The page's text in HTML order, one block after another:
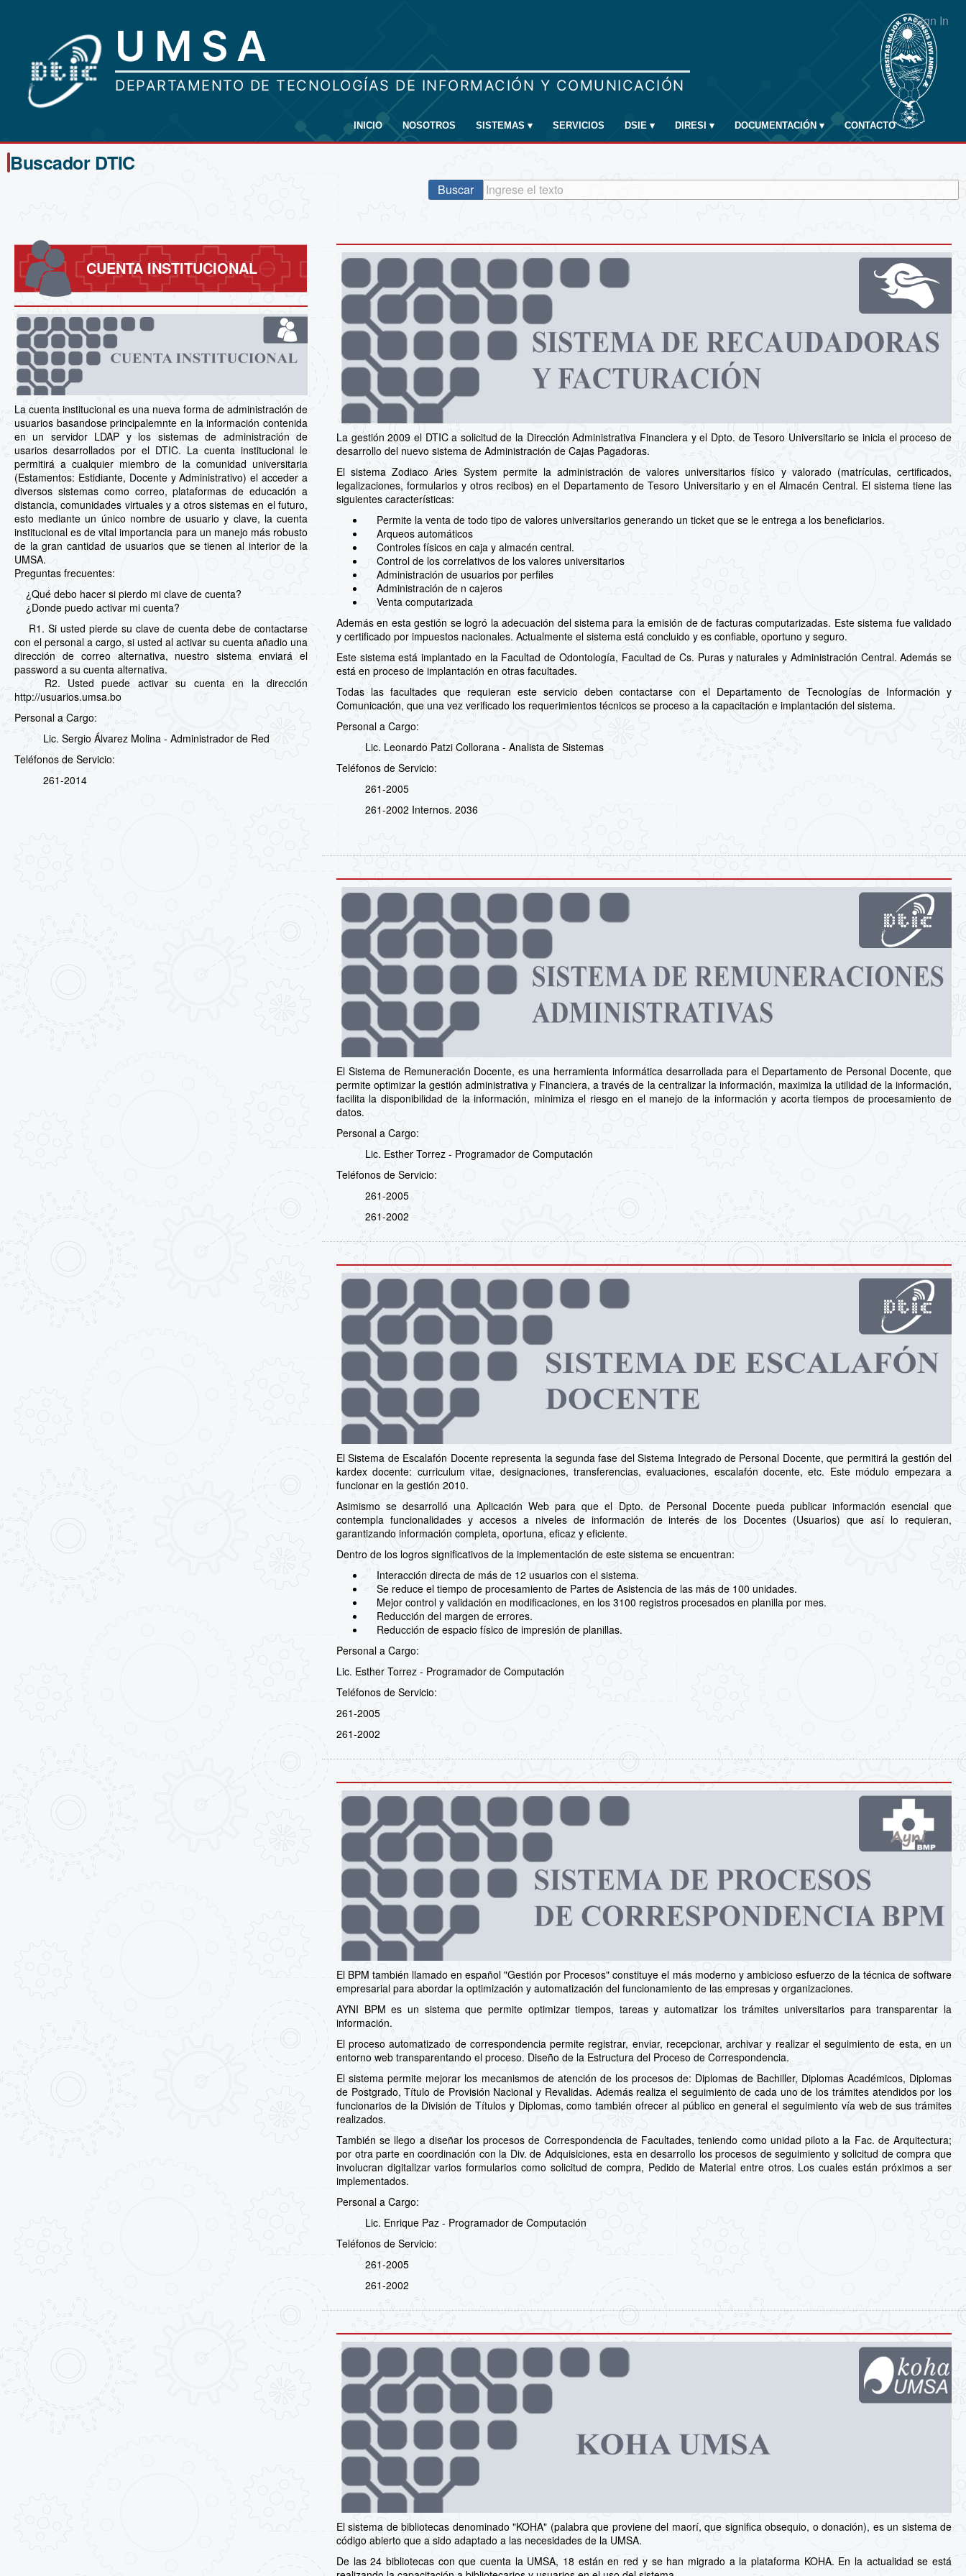
Sign In
INICIO NOSOTROS SISTEMAS ▾ SERVICIOS DSIE ▾ DIRESI ▾ DOCUMENTACIÓN ▾ CONTACTO
Buscador DTIC
Buscar
CUENTA INSTITUCIONAL
La cuenta institucional es una nueva forma de administración de
usuarios basandose principalemnte en la información contenida
en un servidor LDAP y los sistemas de administración de
usarios desarrollados por el DTIC. La cuenta institucional le
permitirá a cualquier miembro de la comunidad universitaria
(Estamentos: Estidiante, Docente y Administrativo) el acceder a
diversos sistemas como correo, plataformas de educación a
distancia, comunidades virtuales y a otros sistemas en el futuro,
esto mediante un único nombre de usuario y clave, la cuenta
institucional es de vital importancia para un manejo más robusto
de la gran cantidad de usuarios que se tienen al interior de la
UMSA.
Preguntas frecuentes:
¿Qué debo hacer si pierdo mi clave de cuenta?
¿Donde puedo activar mi cuenta?
R1. Si usted pierde su clave de cuenta debe de contactarse
con el personal a cargo, si usted al activar su cuenta añadio una
dirección de correo alternativa, nuestro sistema enviará el
password a su cuenta alternativa.
R2. Usted puede activar su cuenta en la dirección
http://usuarios.umsa.bo
Personal a Cargo:
Lic. Sergio Álvarez Molina - Administrador de Red
Teléfonos de Servicio:
261-2014
La gestión 2009 el DTIC a solicitud de la Dirección Administrativa Financiera y el Dpto. de Tesoro Universitario se inicia el proceso de
desarrollo del nuevo sistema de Administración de Cajas Pagadoras.
El sistema Zodiaco Aries System permite la administración de valores universitarios físico y valorado (matrículas, certificados,
legalizaciones, formularios y otros recibos) en el Departamento de Tesoro Universitario y en el Almacén Central. El sistema tiene las
siguientes características:
Permite la venta de todo tipo de valores universitarios generando un ticket que se le entrega a los beneficiarios.
Arqueos automáticos
Controles físicos en caja y almacén central.
Control de los correlativos de los valores universitarios
Administración de usuarios por perfiles
Administración de n cajeros
Venta computarizada
Además en esta gestión se logró la adecuación del sistema para la emisión de de facturas computarizadas. Este sistema fue validado
y certificado por impuestos nacionales. Actualmente el sistema está concluido y es confiable, oportuno y seguro.
Este sistema está implantado en la Facultad de Odontología, Facultad de Cs. Puras y naturales y Administración Central. Además se
está en proceso de implantación en otras facultades.
Todas las facultades que requieran este servicio deben contactarse con el Departamento de Tecnologías de Información y
Comunicación, que una vez verificado los requerimientos técnicos se proceso a la capacitación e implantación del sistema.
Personal a Cargo:
Lic. Leonardo Patzi Collorana - Analista de Sistemas
Teléfonos de Servicio:
261-2005
261-2002 Internos. 2036
El Sistema de Remuneración Docente, es una herramienta informática desarrollada para el Departamento de Personal Docente, que
permite optimizar la gestión administrativa y Financiera, a través de la centralizar la información, maximiza la utilidad de la información,
facilita la disponibilidad de la información, minimiza el riesgo en el manejo de la información y acorta tiempos de procesamiento de
datos.
Personal a Cargo:
Lic. Esther Torrez - Programador de Computación
Teléfonos de Servicio:
261-2005
261-2002
El Sistema de Escalafón Docente representa la segunda fase del Sistema Integrado de Personal Docente, que permitirá la gestión del
kardex docente: curriculum vitae, designaciones, transferencias, evaluaciones, escalafón docente, etc. Este módulo empezara a
funcionar en la gestión 2010.
Asimismo se desarrolló una Aplicación Web para que el Dpto. de Personal Docente pueda publicar información esencial que
contempla funcionalidades y accesos a niveles de información de interés de los Docentes (Usuarios) que así lo requieran,
garantizando información completa, oportuna, eficaz y eficiente.
Dentro de los logros significativos de la implementación de este sistema se encuentran:
Interacción directa de más de 12 usuarios con el sistema.
Se reduce el tiempo de procesamiento de Partes de Asistencia de las más de 100 unidades.
Mejor control y validación en modificaciones, en los 3100 registros procesados en planilla por mes.
Reducción del margen de errores.
Reducción de espacio físico de impresión de planillas.
Personal a Cargo:
Lic. Esther Torrez - Programador de Computación
Teléfonos de Servicio:
261-2005
261-2002
El BPM también llamado en español "Gestión por Procesos" constituye el más moderno y ambicioso esfuerzo de la técnica de software
empresarial para abordar la optimización y automatización del funcionamiento de las empresas y organizaciones.
AYNI BPM es un sistema que permite optimizar tiempos, tareas y automatizar los trámites universitarios para transparentar la
información.
El proceso automatizado de correspondencia permite registrar, enviar, recepcionar, archivar y realizar el seguimiento de esta, en un
entorno web transparentando el proceso. Diseño de la Estructura del Proceso de Correspondencia.
El sistema permite mejorar los mecanismos de atención de los procesos de: Diplomas de Bachiller, Diplomas Académicos, Diplomas
de Postgrado, Título de Provisión Nacional y Revalidas. Además realiza el seguimiento de cada uno de los trámites atendidos por los
funcionarios de la División de Títulos y Diplomas, como también ofrecer al público en general el seguimiento vía web de sus trámites
realizados.
También se llego a diseñar los procesos de Correspondencia de Facultades, teniendo como unidad piloto a la Fac. de Arquitectura;
por otra parte en coordinación con la Div. de Adquisiciones, esta en desarrollo los procesos de seguimiento y solicitud de compra que
involucran digitalizar varios formularios como solicitud de compra, Pedido de Material entre otros. Los cuales están próximos a ser
implementados.
Personal a Cargo:
Lic. Enrique Paz - Programador de Computación
Teléfonos de Servicio:
261-2005
261-2002
El sistema de bibliotecas denominado "KOHA" (palabra que proviene del maorí, que significa obsequio, o donación), es un sistema de
código abierto que a sido adaptado a las necesidades de la UMSA.
De las 24 bibliotecas con que cuenta la UMSA, 18 están en red y se han migrado a la plataforma KOHA. En la actualidad se está